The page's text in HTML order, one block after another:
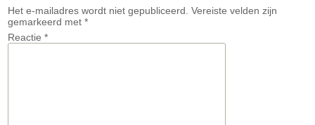
Het e-mailadres wordt niet gepubliceerd. Vereiste velden zijn
gemarkeerd met *
Reactie *